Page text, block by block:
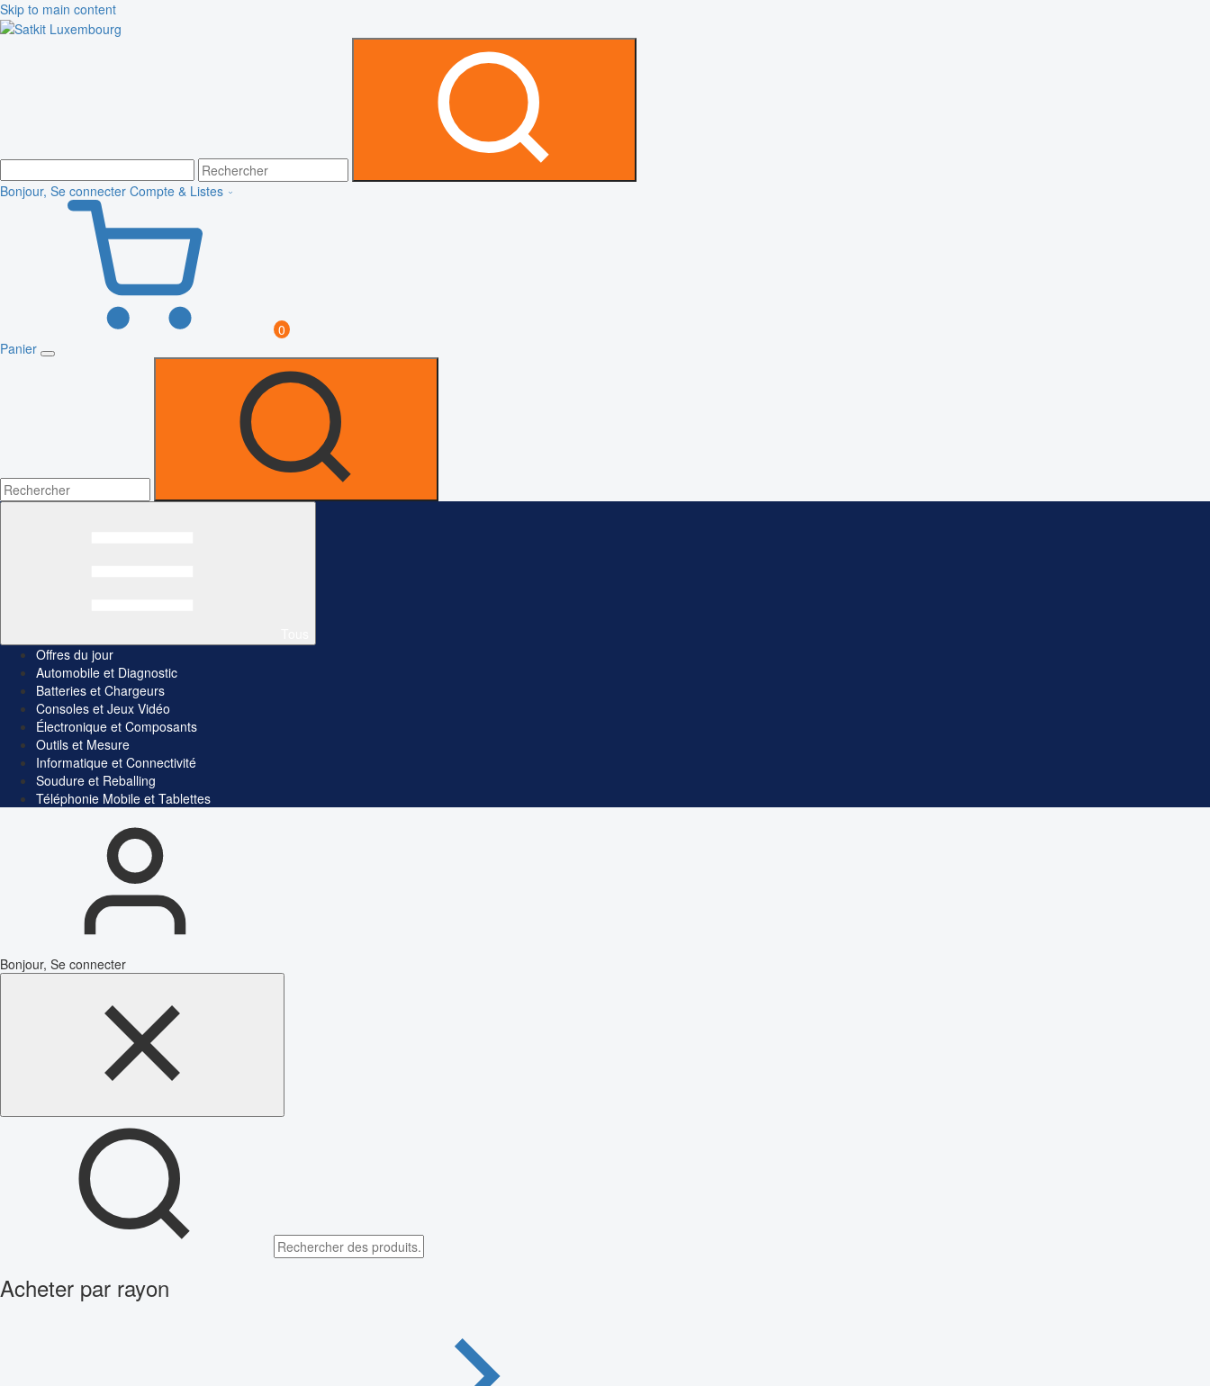
Skip to main content
Bonjour, Se connecter Compte & Listes
0
Panier
Offres du jour
Automobile et Diagnostic
Batteries et Chargeurs
Consoles et Jeux Vidéo
Électronique et Composants
Outils et Mesure
Informatique et Connectivité
Soudure et Reballing
Téléphonie Mobile et Tablettes
Bonjour, Se connecter
Acheter par rayon